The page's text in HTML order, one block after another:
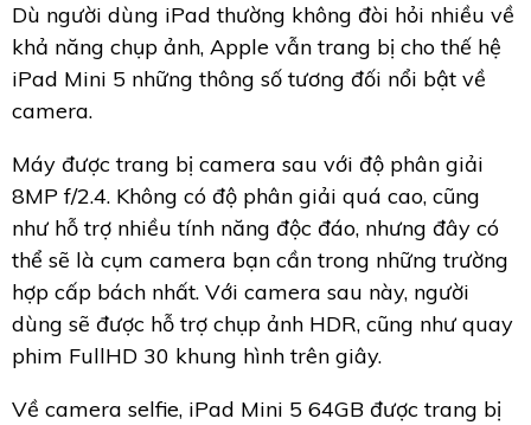
Dù người dùng iPad thường không đòi hỏi nhiều về
khả năng chụp ảnh, Apple vẫn trang bị cho thế hệ
iPad Mini 5 những thông số tương đối nổi bật về
camera.
Máy được trang bị camera sau với độ phân giải
8MP f/2.4. Không có độ phân giải quá cao, cũng
như hỗ trợ nhiều tính năng độc đáo, nhưng đây có
thể sẽ là cụm camera bạn cần trong những trường
hợp cấp bách nhất. Với camera sau này, người
dùng sẽ được hỗ trợ chụp ảnh HDR, cũng như quay
phim FullHD 30 khung hình trên giây.
Về camera selfie, iPad Mini 5 64GB được trang bị